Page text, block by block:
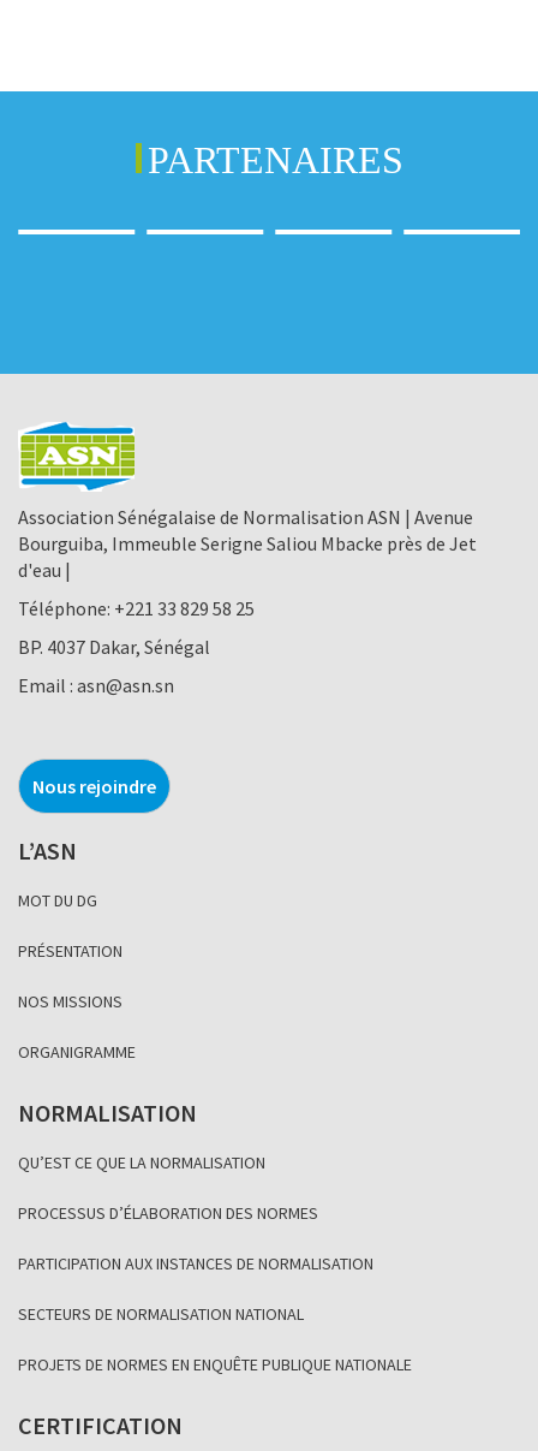
PARTENAIRES
Association Sénégalaise de Normalisation ASN | Avenue
Bourguiba, Immeuble Serigne Saliou Mbacke près de Jet
d'eau |
Téléphone: +221 33 829 58 25
BP. 4037 Dakar, Sénégal
Email : asn@asn.sn
Nous rejoindre
L’ASN
MOT DU DG
PRÉSENTATION
NOS MISSIONS
ORGANIGRAMME
NORMALISATION
QU’EST CE QUE LA NORMALISATION
PROCESSUS D’ÉLABORATION DES NORMES
PARTICIPATION AUX INSTANCES DE NORMALISATION
SECTEURS DE NORMALISATION NATIONAL
PROJETS DE NORMES EN ENQUÊTE PUBLIQUE NATIONALE
CERTIFICATION